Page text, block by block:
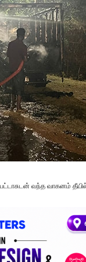
பட்டாசுடன் வந்த வாகனம்